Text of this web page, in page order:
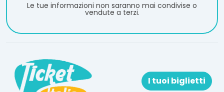
Le tue informazioni non saranno mai condivise o
vendute a terzi.
I tuoi biglietti